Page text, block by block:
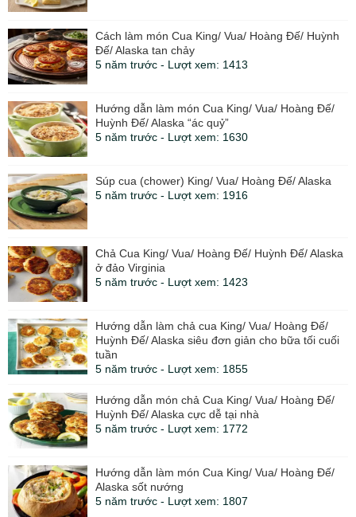
Cách làm món Cua King/ Vua/ Hoàng Đế/ Huỳnh
Đế/ Alaska tan chảy
5 năm trước - Lượt xem: 1413
Hướng dẫn làm món Cua King/ Vua/ Hoàng Đế/
Huỳnh Đế/ Alaska “ác quỷ”
5 năm trước - Lượt xem: 1630
Súp cua (chower) King/ Vua/ Hoàng Đế/ Alaska
5 năm trước - Lượt xem: 1916
Chả Cua King/ Vua/ Hoàng Đế/ Huỳnh Đế/ Alaska
ở đảo Virginia
5 năm trước - Lượt xem: 1423
Hướng dẫn làm chả cua King/ Vua/ Hoàng Đế/
Huỳnh Đế/ Alaska siêu đơn giản cho bữa tối cuối
tuần
5 năm trước - Lượt xem: 1855
Hướng dẫn món chả Cua King/ Vua/ Hoàng Đế/
Huỳnh Đế/ Alaska cực dễ tại nhà
5 năm trước - Lượt xem: 1772
Hướng dẫn làm món Cua King/ Vua/ Hoàng Đế/
Alaska sốt nướng
5 năm trước - Lượt xem: 1807